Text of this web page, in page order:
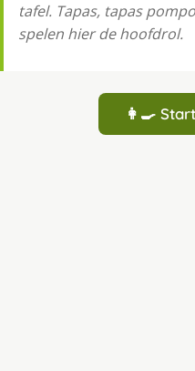
tafel. Tapas, tapas
spelen hier de hoofdrol.
👩‍🍳